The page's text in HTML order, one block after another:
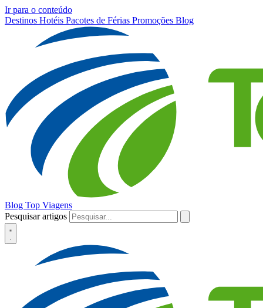
Ir para o conteúdo
Destinos Hotéis Pacotes de Férias Promoções Blog
Blog Top Viagens
Pesquisar artigos